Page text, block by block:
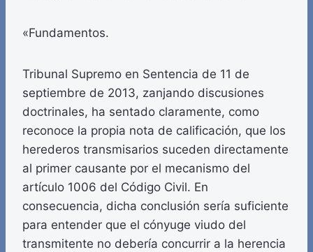
«Fundamentos.
Tribunal Supremo en Sentencia de 11 de
septiembre de 2013, zanjando discusiones
doctrinales, ha sentado claramente, como
reconoce la propia nota de calificación, que los
herederos transmisarios suceden directamente
al primer causante por el mecanismo del
artículo 1006 del Código Civil. En
consecuencia, dicha conclusión sería suficiente
para entender que el cónyuge viudo del
transmitente no debería concurrir a la herencia